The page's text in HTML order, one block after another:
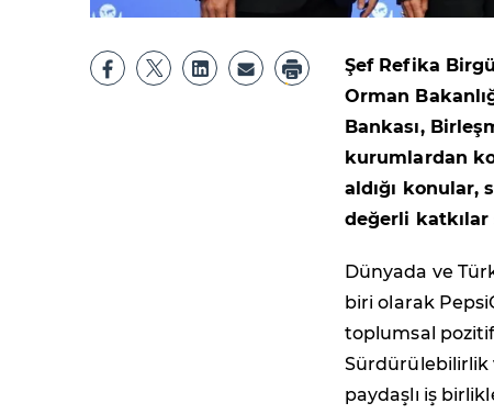
Şef Refika
Orman
Bankası,
kurumlardan
aldığı
değerli katkılar
Dünyada ve
biri olarak
toplumsal
Sürdürülebilirlik
paydaşlı iş